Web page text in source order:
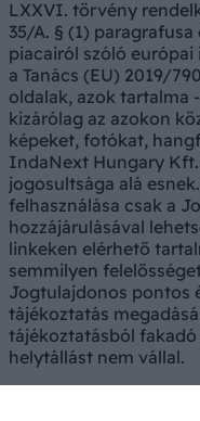
LXXVI. törvény
35/A. § (1)
piacairól szóló európai
a Tanács (EU) 2019/
oldalak, azok tartalma
kizárólag az azokon
képeket, fotókat,
IndaNext Hungary
jogosultsága alá
felhasználása csak a
hozzájárulásával
linkeken elérhető
semmilyen
Jogtulajdonos pontos
tájékoztatás
tájékoztatásból
helytállást nem vállal.